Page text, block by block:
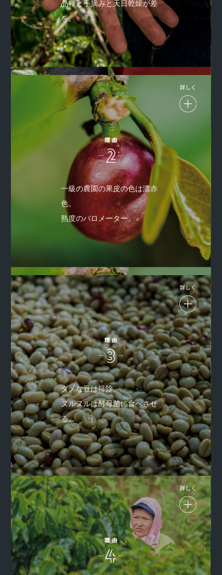
品種と手摘みと天日乾燥が差
を。
匠の技で、じっくりと豆の水分を抜くことで、果実のおいし
さが染み込みコーヒーはあまくなります。人工の力より、自
然な方が、コーヒー豆にストレスが少ないのです。
一級の農園の果皮の色は濃赤
色。
熟度のバロメーター。
完熟の生コーヒーチェリーは、驚くほどあまくておいしい。
果皮の色づきが、「味や香りの濃さ」につながります。サザ
が惚れている品種ゲイシャは、熟度でバラの香水を思わせる
特別な香りと、数々のフルーツを思わせる濃厚なあまみがあ
ります。
ダメな豆は排除。
ヌルヌルは酵母菌に食べさせ
る。
サザ農園はもちろん、パートナーの農園も、ダメな豆は一粒
も見逃さない。ぜんぶ除去します。最上級のコーヒー豆は、
面倒をいとわない執念から生まれます。果皮を取り除き、天
然酵母に果肉を食べさせヌルヌルをきれいさっぱり除去し
て、比重別選別で水に浮いた軽い豆を排除し、均一でおいし
さがつまった重い豆だけ残します。
コーヒー豆は農作物、農業は人です。変わらぬ人、変わらぬ